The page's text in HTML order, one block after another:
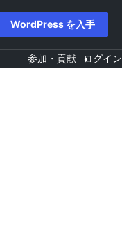
WordPress を入手
参加・貢献 ログイン